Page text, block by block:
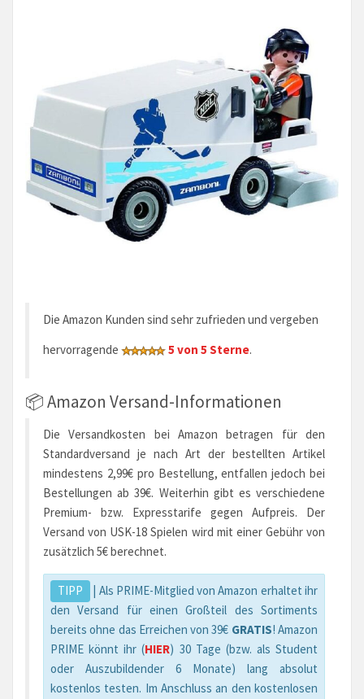
Die Amazon Kunden sind sehr zufrieden und vergeben
hervorragende
5 von 5 Sterne.
📦 Amazon Versand-Informationen
Die Versandkosten bei Amazon betragen für den
Standardversand je nach Art der bestellten Artikel
mindestens 2,99€ pro Bestellung, entfallen jedoch bei
Bestellungen ab 39€. Weiterhin gibt es verschiedene
Premium- bzw. Expresstarife gegen Aufpreis. Der
Versand von USK-18 Spielen wird mit einer Gebühr von
zusätzlich 5€ berechnet.
TIPP
| Als PRIME-Mitglied von Amazon erhaltet ihr
den Versand für einen Großteil des Sortiments
bereits ohne das Erreichen von 39€ GRATIS! Amazon
PRIME könnt ihr (HIER) 30 Tage (bzw. als Student
oder Auszubildender 6 Monate) lang absolut
kostenlos testen. Im Anschluss an den kostenlosen